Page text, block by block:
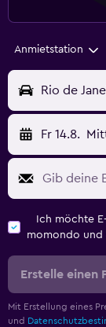
Anmietstation
Fr 14.8.
Ich möchte
momondo und
Erstelle einen
Mit Erstellung eines
und